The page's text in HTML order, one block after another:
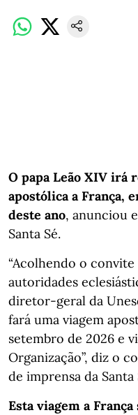
O papa Leão XIV irá
apostólica a França,
deste ano, anunciou
Santa Sé.
“Acolhendo o
autoridades
diretor-geral da
fará uma viagem
setembro de 2026 e
Organização”, diz o
de imprensa da Santa
Esta viagem a